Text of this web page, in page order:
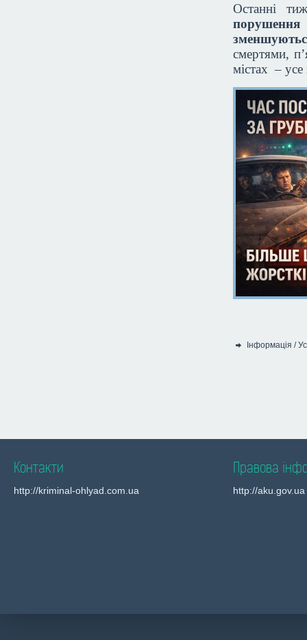
Останні
смертями,
містах – усе
Інформація /
Контакти
http://kriminal-ohlyad.com.ua
Правова
http://aku.gov.ua